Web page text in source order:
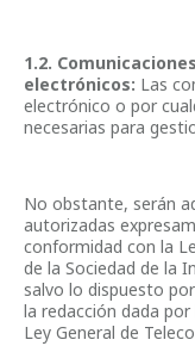
1.2.
electrónicos: Las
electrónico o por
necesarias para
No obstante, serán
autorizadas
conformidad con la
de la Sociedad de la
salvo lo dispuesto
la redacción dada
Ley General de